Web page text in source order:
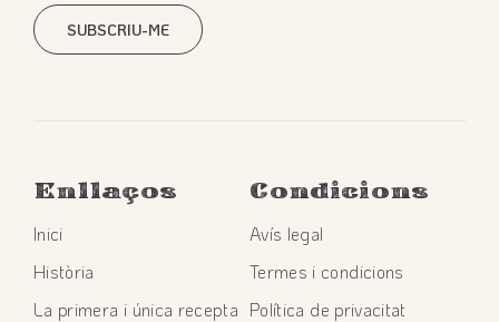
Enllaços
Inici
Història
La primera i única recepta
Condicions
Avís legal
Termes i condicions
Política de privacitat
SUBSCRIU-ME